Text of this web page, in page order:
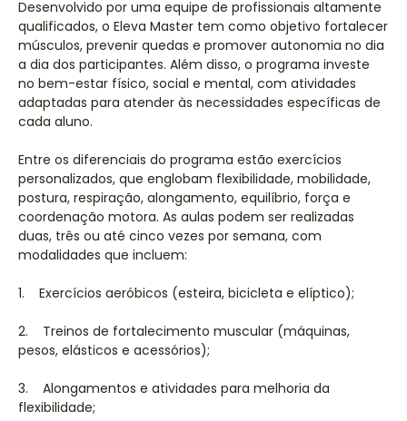
Desenvolvido por uma equipe de profissionais altamente
qualificados, o Eleva Master tem como objetivo fortalecer
músculos, prevenir quedas e promover autonomia no dia
a dia dos participantes. Além disso, o programa investe
no bem-estar físico, social e mental, com atividades
adaptadas para atender às necessidades específicas de
cada aluno.
Entre os diferenciais do programa estão exercícios
personalizados, que englobam flexibilidade, mobilidade,
postura, respiração, alongamento, equilíbrio, força e
coordenação motora. As aulas podem ser realizadas
duas, três ou até cinco vezes por semana, com
modalidades que incluem:
1. Exercícios aeróbicos (esteira, bicicleta e elíptico);
2. Treinos de fortalecimento muscular (máquinas,
pesos, elásticos e acessórios);
3. Alongamentos e atividades para melhoria da
flexibilidade;